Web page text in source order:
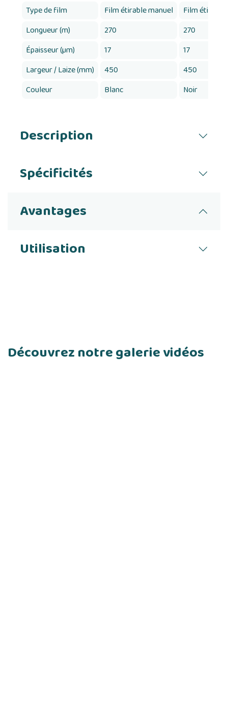
Type de film
Film étirable manuel
Film étirable
Longueur (m)
270
270
Épaisseur (µm)
17
17
Largeur / Laize (mm)
450
450
Couleur
Blanc Noir
Description
Spécificités
Avantages
Utilisation
Découvrez notre galerie vidéos